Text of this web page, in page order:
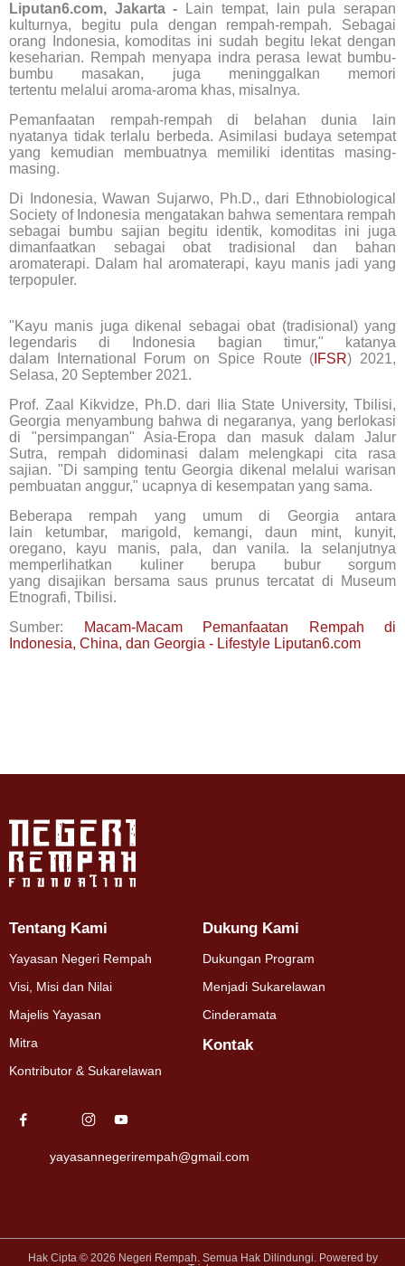
Liputan6.com, Jakarta - Lain tempat, lain pula serapan
kulturnya, begitu pula dengan rempah-rempah. Sebagai
orang Indonesia, komoditas ini sudah begitu lekat dengan
keseharian. Rempah menyapa indra perasa lewat bumbu-
bumbu masakan, juga meninggalkan memori
tertentu melalui aroma-aroma khas, misalnya.
Pemanfaatan rempah-rempah di belahan dunia lain
nyatanya tidak terlalu berbeda. Asimilasi budaya setempat
yang kemudian membuatnya memiliki identitas masing-
masing.
Di Indonesia, Wawan Sujarwo, Ph.D., dari Ethnobiological
Society of Indonesia mengatakan bahwa sementara rempah
sebagai bumbu sajian begitu identik, komoditas ini juga
dimanfaatkan sebagai obat tradisional dan bahan
aromaterapi. Dalam hal aromaterapi, kayu manis jadi yang
terpopuler.
"Kayu manis juga dikenal sebagai obat (tradisional) yang
legendaris di Indonesia bagian timur," katanya
dalam International Forum on Spice Route ( IFSR) 2021,
Selasa, 20 September 2021.
Prof. Zaal Kikvidze, Ph.D. dari Ilia State University, Tbilisi,
Georgia menyambung bahwa di negaranya, yang berlokasi
di "persimpangan" Asia-Eropa dan masuk dalam Jalur
Sutra, rempah didominasi dalam melengkapi cita rasa
sajian. "Di samping tentu Georgia dikenal melalui warisan
pembuatan anggur," ucapnya di kesempatan yang sama.
Beberapa rempah yang umum di Georgia antara
lain ketumbar, marigold, kemangi, daun mint, kunyit,
oregano, kayu manis, pala, dan vanila. Ia selanjutnya
memperlihatkan kuliner berupa bubur sorgum
yang disajikan bersama saus prunus tercatat di Museum
Etnografi, Tbilisi.
Sumber:
Macam-Macam Pemanfaatan Rempah di
Indonesia, China, dan Georgia - Lifestyle Liputan6.com
Tentang Kami
Yayasan Negeri Rempah
Visi, Misi dan Nilai
Majelis Yayasan
Mitra
Kontributor & Sukarelawan
Dukung Kami
Dukungan Program
Menjadi Sukarelawan
Cinderamata
Kontak
yayasannegerirempah@gmail.com
Hak Cipta © 2026 Negeri Rempah. Semua Hak Dilindungi. Powered by